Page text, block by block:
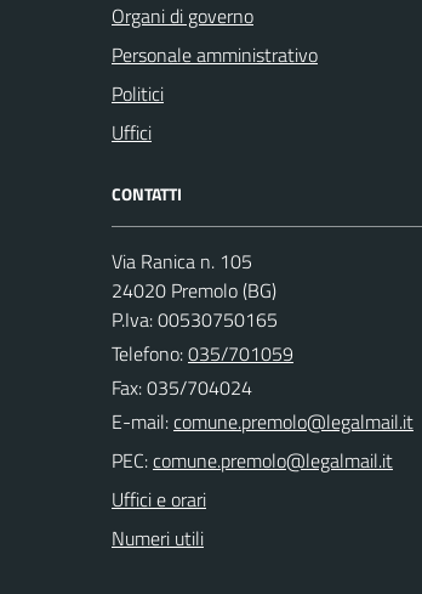
Organi di governo
Personale amministrativo
Politici
Uffici
CONTATTI
Via Ranica n. 105
24020 Premolo (BG)
P.Iva: 00530750165
Telefono:035/701059
Fax: 035/704024
E-mail:
PEC:
Uffici e orari
Numeri utili